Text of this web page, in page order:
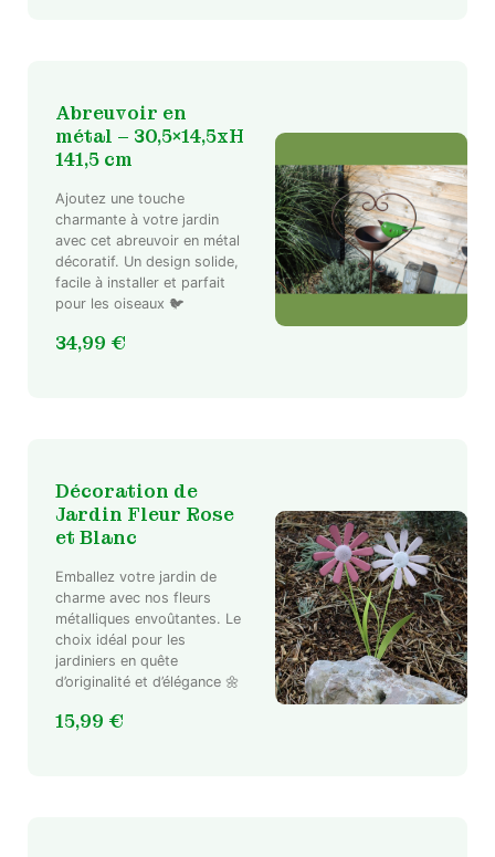
Ce
produit
a
plusieurs
la
page
du
produit
Abreuvoir en
métal – 30,5×14,5xH
141,5 cm
Ajoutez une touche
charmante à votre jardin
avec cet abreuvoir en métal
décoratif. Un design solide,
facile à installer et parfait
pour les oiseaux 🐦
34,99 €
Décoration de
Jardin Fleur Rose
et Blanc
Emballez votre jardin de
charme avec nos fleurs
métalliques envoûtantes. Le
choix idéal pour les
jardiniers en quête
d’originalité et d’élégance 🌼
15,99 €